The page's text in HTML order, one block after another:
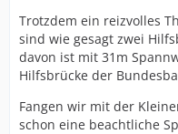
Trotzdem ein reizvolles
sind wie gesagt zwei
davon ist mit 31m
Hilfsbrücke der
Fangen wir mit der
schon eine beachtliche